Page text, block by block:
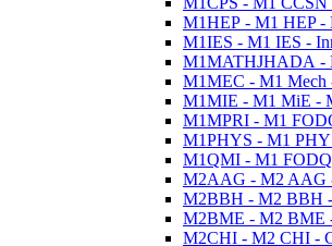
M1HEP - M1 HEP -
M1IES - M1 IES -
M1MATHJHADA -
M1MEC - M1 Mech
M1MIE - M1 MiE -
M1MPRI - M1
M1PHYS - M1
M1QMI - M1 FODQ
M2AAG - M2 AAG
M2BBH - M2 BBH -
M2BME - M2 BME
M2CHI - M2 CHI -